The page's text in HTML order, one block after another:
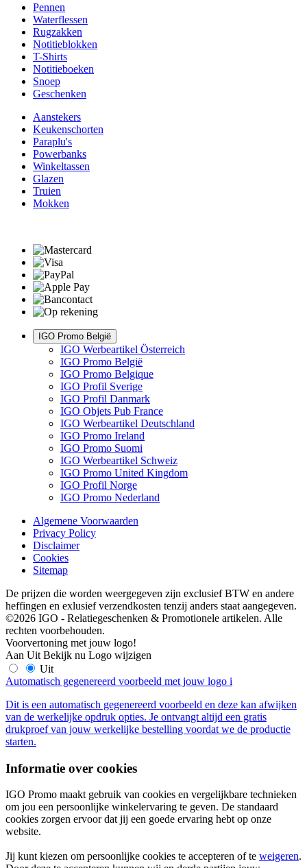
Pennen
Waterflessen
Rugzakken
Notitieblokken
T-Shirts
Notitieboeken
Snoep
Geschenken
Aanstekers
Keukenschorten
Paraplu's
Powerbanks
Winkeltassen
Glazen
Truien
Mokken
IGO Promo België
IGO Werbeartikel Österreich
IGO Promo België
IGO Promo Belgique
IGO Profil Sverige
IGO Profil Danmark
IGO Objets Pub France
IGO Werbeartikel Deutschland
IGO Promo Ireland
IGO Promo Suomi
IGO Werbeartikel Schweiz
IGO Promo United Kingdom
IGO Profil Norge
IGO Promo Nederland
Algemene Voorwaarden
Privacy Policy
Disclaimer
Cookies
Sitemap
De prijzen die worden weergegeven zijn exclusief BTW en andere
heffingen en exlusief verzendkosten tenzij anders staat aangegeven.
©2026 IGO - Relatiegeschenken & Promotionele artikelen. Alle
rechten voorbehouden.
Voorvertoning met jouw logo!
Aan Uit Bekijk nu Logo wijzigen
Uit
Automatisch gegenereerd voorbeeld met jouw logo i
Dit is een automatisch gegenereerd voorbeeld en deze kan afwijken
van de werkelijke opdruk opties. Je ontvangt altijd een gratis
drukproef van jouw werkelijke bestelling voordat we de productie
starten.
Informatie over cookies
IGO Promo maakt gebruik van cookies en vergelijkbare technieken
om jou een persoonlijke winkelervaring te geven. De standaard
cookies zorgen ervoor dat jij een goede ervaring hebt op onze
website.
Jij kunt kiezen om persoonlijke cookies te accepteren of te weigeren.